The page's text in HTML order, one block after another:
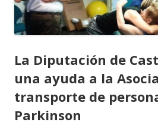
La Diputación de
una ayuda a la
transporte de
Parkinson